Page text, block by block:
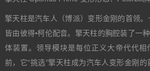
擎天柱是汽车人（博派）变形金刚的首领
皆由彼得•柯伦配音。擎天柱的胸腔装了一
体装置。领导模块是每位正义大帝代代相
前，它“挑选”擎天柱成为汽车人变形金刚